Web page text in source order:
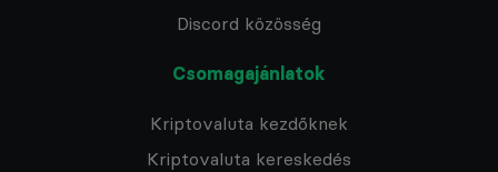
Discord közösség
Csomagajánlatok
Kriptovaluta kezdőknek
Kriptovaluta kereskedés